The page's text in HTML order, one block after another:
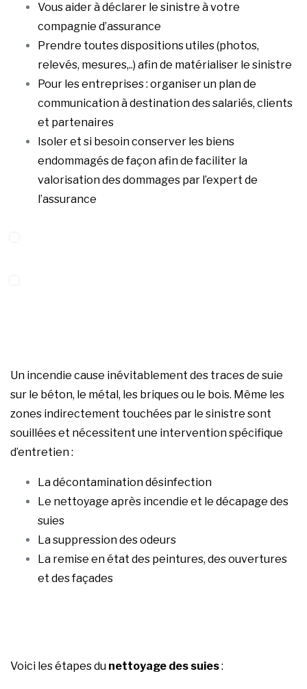
Vous aider à déclarer le sinistre à votre
compagnie d’assurance
Prendre toutes dispositions utiles (photos,
relevés, mesures,..) afin de matérialiser le sinistre
Pour les entreprises : organiser un plan de
communication à destination des salariés, clients
et partenaires
Isoler et si besoin conserver les biens
endommagés de façon afin de faciliter la
valorisation des dommages par l’expert de
l’assurance
Un incendie cause inévitablement des traces de suie
sur le béton, le métal, les briques ou le bois. Même les
zones indirectement touchées par le sinistre sont
souillées et nécessitent une intervention spécifique
d’entretien :
La décontamination désinfection
Le nettoyage après incendie et le décapage des
suies
La suppression des odeurs
La remise en état des peintures, des ouvertures
et des façades
Voici les étapes du nettoyage des suies: